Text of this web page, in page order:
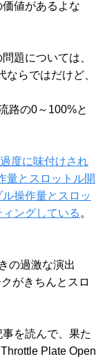
値があるよな
題については、
らではだけど、
路の0～100%と
度に味付けされ
量とスロットル開
操作量とスロッ
ングしている 。
の過激な演出
がきちんとスロ
を読んで、果た
Plate Open